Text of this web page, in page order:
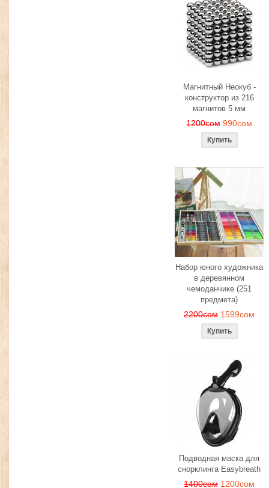
Магнитный Неокуб -
конструктор из 216
магнитов 5 мм
1200сом 990сом
Набор юного художника
в деревянном
чемоданчике (251
предмета)
2200сом 1599сом
Подводная маска для
снорклинга Easybreath
1400сом 1200сом